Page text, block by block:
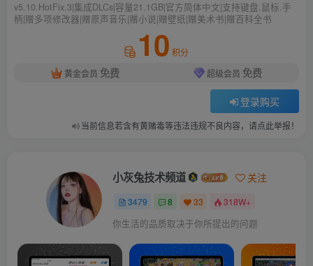
v5.10.HotFix.3|集成DLCs|容量21.1GB|官方简体中文|支持键盘.鼠标.手
柄|赠多项修改器|赠原声音乐|赠小说|赠壁纸|赠美术书|赠百科全书
10 积分
黄金会员 免费 超级会员 免费
登录购买
当前信息若含有黄赌毒等违法违规不良内容，请点此举报！
小灰兔技术频道 关注
3479 8 33 318W+
你生活的品质取决于你所提出的问题